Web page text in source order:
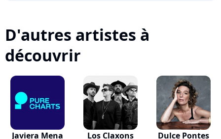
D'autres artistes à
découvrir
Javiera Mena Los Claxons Dulce Pontes